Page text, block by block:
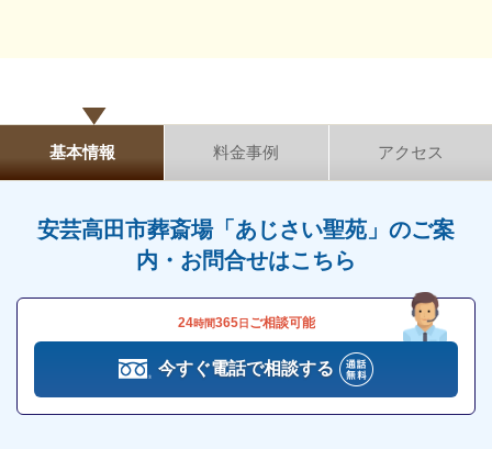
直葬とは、お通夜や告別式はせずに火葬のみ執り行う
葬儀のことです。
火葬式とも呼ばれており、少人数かつ短時間で執り行
そのため、身体的にも金銭的にも最も負担が少ない葬
儀スタイルです。
ただし、直葬は遺族の中での意見が分かれやすく、同
意を得るのが難しい場合があります。
後々トラブルを起こさないためにも、事前に相談して
基本情報 料金事例 アクセス
安芸高田市葬斎場「あじさい聖苑」のご案
内・お問合せはこちら
24時間365日 ご相談可能
今すぐ電話で相談する